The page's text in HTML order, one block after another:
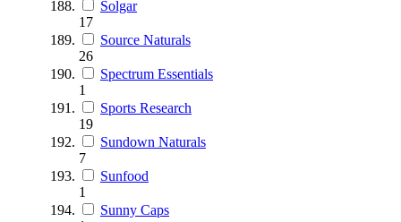
Solgar
17
Source Naturals
26
Spectrum Essentials
1
Sports Research
19
Sundown Naturals
7
Sunfood
1
Sunny Caps